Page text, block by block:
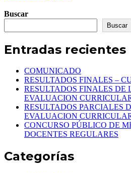
Buscar
Buscar
Entradas recientes
COMUNICADO
RESULTADOS FINALES –
RESULTADOS FINALES DE
EVALUACION
RESULTADOS PARCIALES
EVALUACION
CONCURSO PÚBLICO DE
DOCENTES REGULARES
Categorías